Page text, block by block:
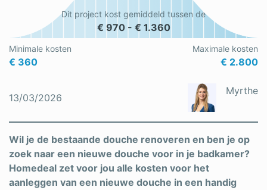
Rolluiken
Schilder
Schrijnwerker
Vloeren
Vochtbestrijding
Warmtepomp
Minimale kosten
€ 360
Maximale kosten
€ 2.800
Dit project kost gemiddeld tussen de
€ 970 - € 1.360
13/03/2026
Myrthe
Wil je de bestaande douche renoveren en ben je op
zoek naar een nieuwe douche voor in je badkamer?
Homedeal zet voor jou alle kosten voor het
aanleggen van een nieuwe douche in een handig